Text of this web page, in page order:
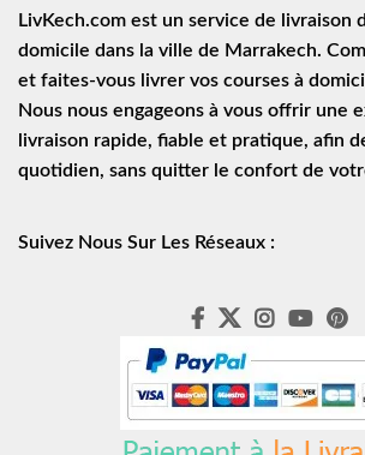
LivKech.com est un service de
livraison
domicile dans la ville de Marrakech.
et faites-vous livrer vos courses à
Nous nous engageons à vous offrir une
livraison rapide, fiable et pratique, afin
quotidien, sans quitter le confort de
Suivez Nous Sur Les Réseaux :